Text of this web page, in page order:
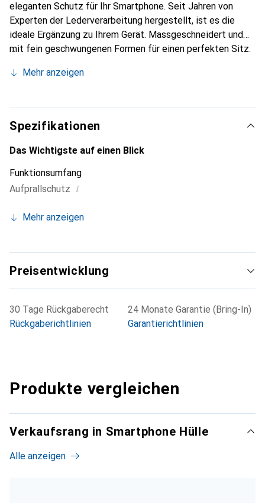
eleganten Schutz für Ihr Smartphone. Seit Jahren von
Experten der Lederverarbeitung hergestellt, ist es die
ideale Ergänzung zu Ihrem Gerät. Massgeschneidert und
mit fein geschwungenen Formen für einen perfekten Sitz.
Smartphone. Die Marke Noreve ist international für ihre
für den anspruchsvollen Kunden.
Mehr anzeigen
Spezifikationen
Das Wichtigste auf einen Blick
Funktionsumfang
Aufprallschutz i
Mehr anzeigen
Preisentwicklung
30 Tage Rückgaberecht
Rückgaberichtlinien
24 Monate Garantie (Bring-In)
Garantierichtlinien
Produkte vergleichen
Verkaufsrang in Smartphone Hülle
Alle anzeigen